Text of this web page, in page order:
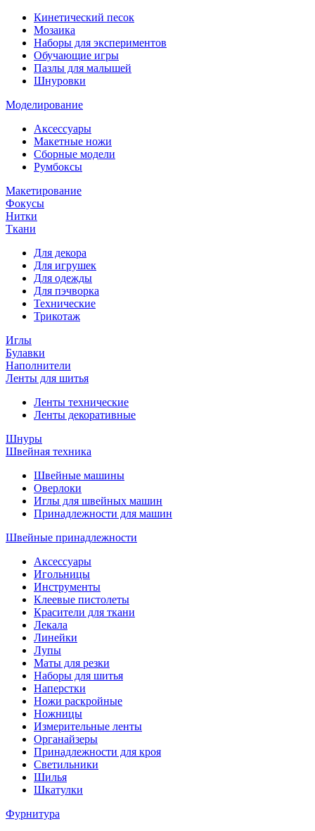
Кинетический песок
Мозаика
Наборы для экспериментов
Обучающие игры
Пазлы для малышей
Шнуровки
Моделирование
Аксессуары
Макетные ножи
Сборные модели
Румбоксы
Макетирование
Фокусы
Нитки
Ткани
Для декора
Для игрушек
Для одежды
Для пэчворка
Технические
Трикотаж
Иглы
Булавки
Наполнители
Ленты для шитья
Ленты технические
Ленты декоративные
Шнуры
Швейная техника
Швейные машины
Оверлоки
Иглы для швейных машин
Принадлежности для машин
Швейные принадлежности
Аксессуары
Игольницы
Инструменты
Клеевые пистолеты
Красители для ткани
Лекала
Линейки
Лупы
Маты для резки
Наборы для шитья
Наперстки
Ножи раскройные
Ножницы
Измерительные ленты
Органайзеры
Принадлежности для кроя
Светильники
Шилья
Шкатулки
Фурнитура